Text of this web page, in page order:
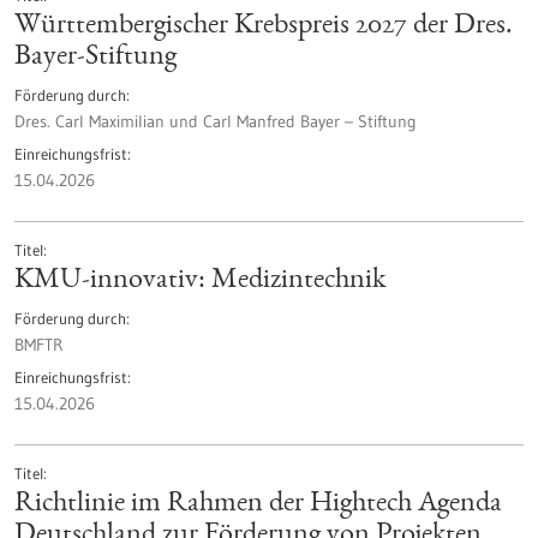
Württembergischer Krebspreis 2027 der Dres.
Bayer-Stiftung
Förderung durch
Dres. Carl Maximilian und Carl Manfred Bayer – Stiftung
Einreichungsfrist
15.04.2026
Titel
KMU-innovativ: Medizintechnik
Förderung durch
BMFTR
Einreichungsfrist
15.04.2026
Titel
Richtlinie im Rahmen der Hightech Agenda